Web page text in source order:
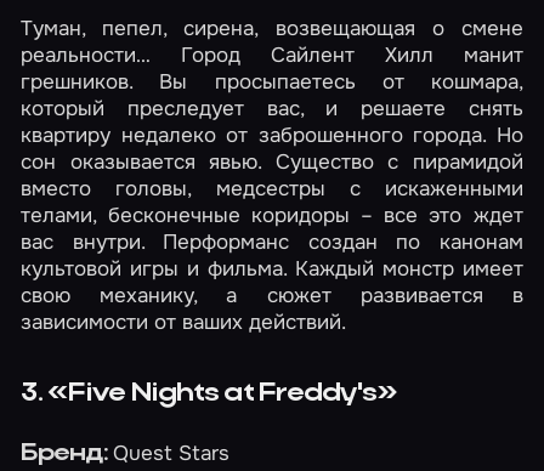
Туман, пепел, сирена, возвещающая о смене
реальности… Город Сайлент Хилл манит
грешников. Вы просыпаетесь от кошмара,
который преследует вас, и решаете снять
квартиру недалеко от заброшенного города. Но
сон оказывается явью. Существо с пирамидой
вместо головы, медсестры с искаженными
телами, бесконечные коридоры – все это ждет
вас внутри. Перформанс создан по канонам
культовой игры и фильма. Каждый монстр имеет
свою механику, а сюжет развивается в
зависимости от ваших действий.
3. «Five Nights at Freddy's»
Бренд:Quest Stars